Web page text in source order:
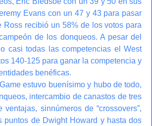
Evans con un 47 y 43 para pasar
Ross recibió un 58% de los votos para
de los donqueos. A pesar del
casi todas las competencias el West
140-125 para ganar la competencia y
benéficas.
estuvo buenísimo y hubo de todo,
intercambio de canastos de tres
ventajas, sinnúmeros de “crossovers”,
puntos de Dwight Howard y hasta dos